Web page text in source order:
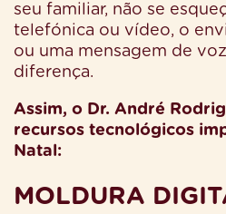
seu familiar, não se
telefónica ou vídeo, o
ou uma mensagem de
diferença.
Assim, o Dr. André
recursos tecnológicos
Natal:
MOLDURA